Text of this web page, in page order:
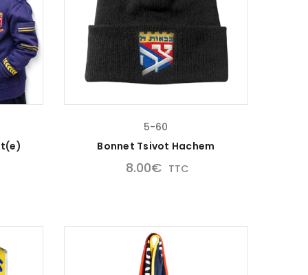
5-60
Bonnet Tsivot Hachem
8.00€ TTC